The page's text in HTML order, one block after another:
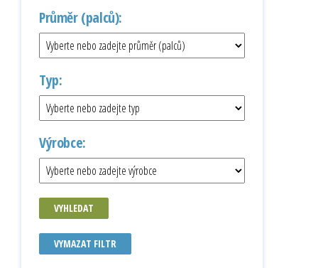
Průměr (palců):
Typ:
Výrobce:
VYHLEDAT
VYMAZAT FILTR